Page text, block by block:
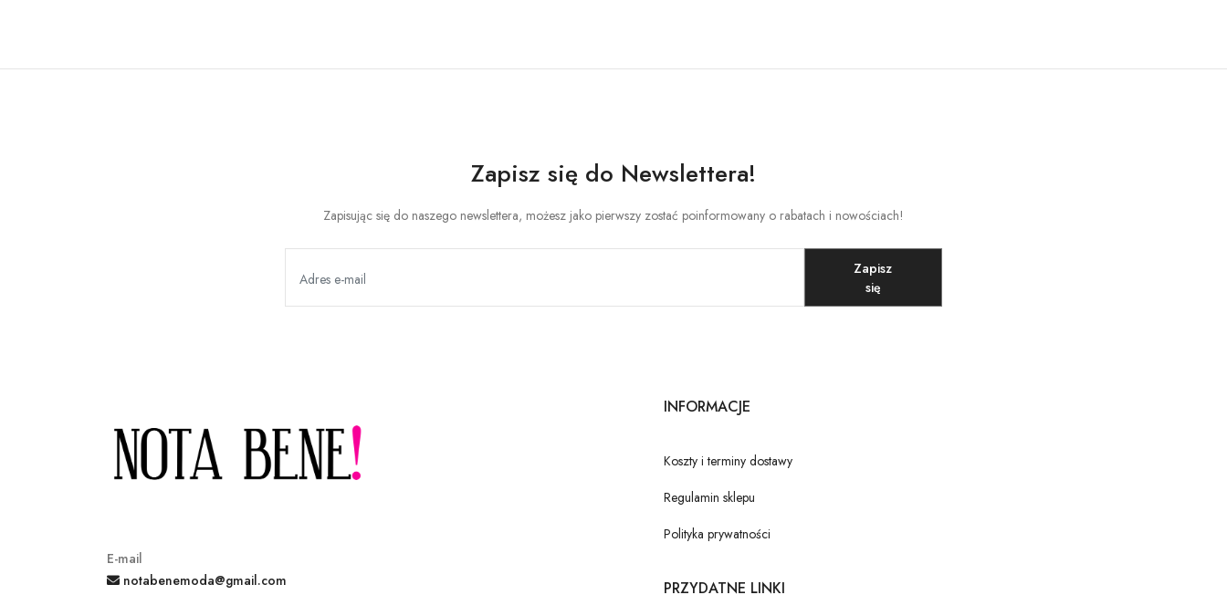
Zapisz się do Newslettera!
Zapisując się do naszego newslettera, możesz jako pierwszy zostać poinformowany o rabatach i nowościach!
Zapisz
się
E-mail
notabenemoda@gmail.com
INFORMACJE
Koszty i terminy dostawy
Regulamin sklepu
Polityka prywatności
PRZYDATNE LINKI